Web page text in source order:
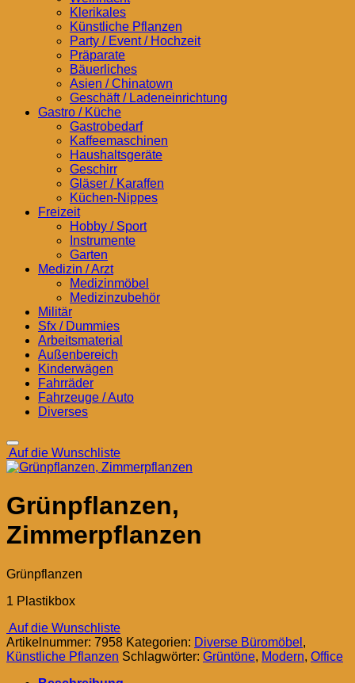
Klerikales
Künstliche Pflanzen
Party / Event / Hochzeit
Präparate
Bäuerliches
Asien / Chinatown
Geschäft / Ladeneinrichtung
Gastro / Küche
Gastrobedarf
Kaffeemaschinen
Haushaltsgeräte
Geschirr
Gläser / Karaffen
Küchen-Nippes
Freizeit
Hobby / Sport
Instrumente
Garten
Medizin / Arzt
Medizinmöbel
Medizinzubehör
Militär
Sfx / Dummies
Arbeitsmaterial
Außenbereich
Kinderwägen
Fahrräder
Fahrzeuge / Auto
Diverses
Auf die Wunschliste
Grünpflanzen,
Zimmerpflanzen
Grünpflanzen
1 Plastikbox
Auf die Wunschliste
Artikelnummer: 7958 Kategorien: Diverse Büromöbel ,
Künstliche Pflanzen Schlagwörter: Grüntöne, Modern, Office